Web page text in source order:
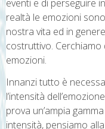
eventi e di perseguire
realtà le emozioni
nostra vita ed in
costruttivo.
emozioni.
Innanzi tutto è
l’intensità
prova un’ampia
intensità, pensiamo